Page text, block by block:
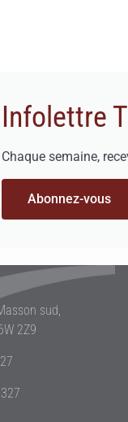
Infolettre
Chaque semaine,
Abonnez-vous
sud,
2Z9